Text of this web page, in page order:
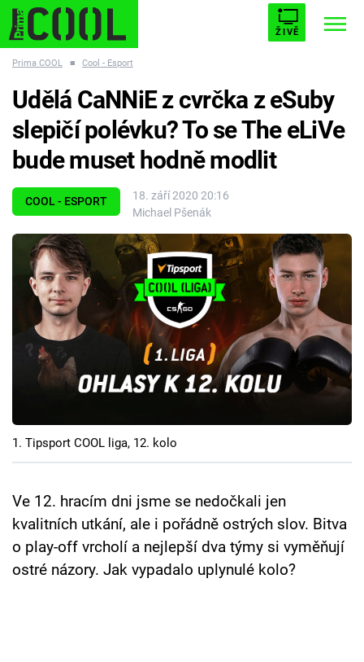
ŽIVĚ
ESCAPE PLNEJ KOTEL AVENGERS 5
Témata
Filmy
Seriály
Hry
Cool Esport
Pořady
TV Program
Sledujte prima+
Přihlášení
Prima COOL ■ Cool - Esport
COOL - ESPORT
18. září 2020 20:16
Michael Pšenák
Udělá CaNNiE z cvrčka z eSuby
slepičí polévku? To se The eLiVe
bude muset hodně modlit
1. Tipsport COOL liga, 12. kolo
Ve 12. hracím dni jsme se nedočkali jen
kvalitních utkání, ale i pořádně ostrých slov. Bitva
o play-off vrcholí a nejlepší dva týmy si vyměňují
ostré názory. Jak vypadalo uplynulé kolo?